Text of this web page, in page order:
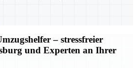
– stressfreier
und Experten an Ihrer